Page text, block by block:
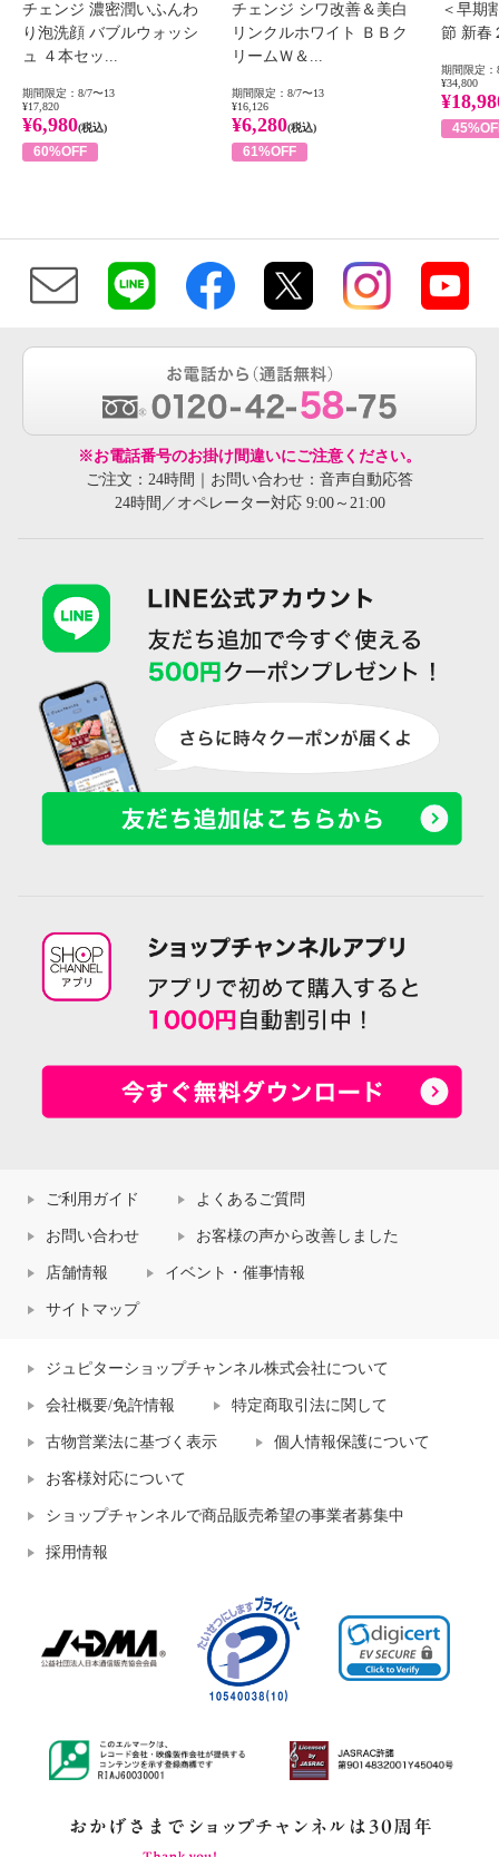
チェンジ 濃密潤いふんわ
り泡洗顔 バブルウォッシ
ュ ４本セッ...
期間限定：8/7〜13
¥17,820
¥6,980(税込)
60%OFF
チェンジ シワ改善＆美白
リンクルホワイト ＢＢク
リームＷ＆...
期間限定：8/7〜13
¥16,126
¥6,280(税込)
61%OFF
＜早期
節 新春
期間限定：
¥34,800
※お電話番号のお掛け間違いにご注意ください。
ご注文：24時間｜お問い合わせ：音声自動応答
24時間／オペレーター対応 9:00～21:00
ご利用ガイド よくあるご質問
お問い合わせ お客様の声から改善しました
店舗情報 イベント・催事情報
サイトマップ
ジュピターショップチャンネル株式会社について
会社概要/免許情報 特定商取引法に関して
古物営業法に基づく表示 個人情報保護について
お客様対応について
ショップチャンネルで商品販売希望の事業者募集中
採用情報